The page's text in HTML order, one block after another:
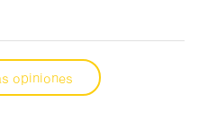
opiniones